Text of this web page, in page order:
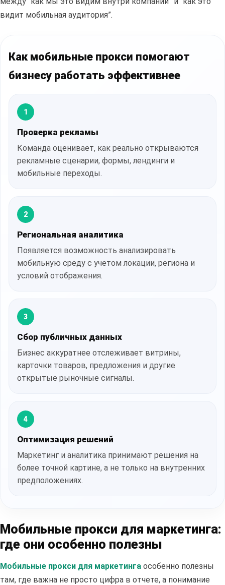
видит мобильная аудитория”.
Как мобильные прокси помогают
бизнесу работать эффективнее
1
Проверка рекламы
Команда оценивает, как реально открываются
рекламные сценарии, формы, лендинги и
мобильные переходы.
2
Региональная аналитика
Появляется возможность анализировать
мобильную среду с учетом локации, региона и
условий отображения.
3
Сбор публичных данных
Бизнес аккуратнее отслеживает витрины,
карточки товаров, предложения и другие
открытые рыночные сигналы.
4
Оптимизация решений
Маркетинг и аналитика принимают решения на
более точной картине, а не только на внутренних
предположениях.
Мобильные прокси для маркетинга:
где они особенно полезны
Мобильные прокси для маркетинга особенно полезны
там, где важна не просто цифра в отчете, а понимание